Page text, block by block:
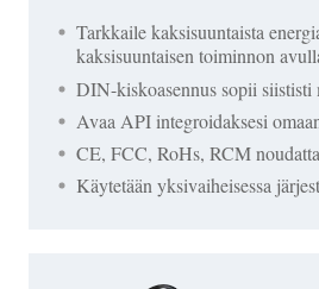
Tarkkaile kaksisuuntaista
kaksisuuntaisen toiminnon
DIN-kiskoasennus sopii siististi
Avaa API integroidaksesi
CE, FCC, RoHs, RCM
Käytetään yksivaiheisessa